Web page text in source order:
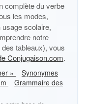
complète du verbe
les modes,
scolaire,
notre
tableaux), vous
Conjugaison.com.
»
Synonymes
Grammaire des